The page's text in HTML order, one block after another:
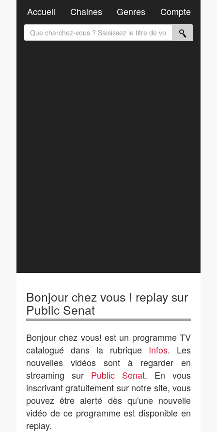
Bonjour chez vous ! replay sur
Public Senat
Bonjour chez vous! est un programme TV
catalogué dans la rubrique Infos. Les
nouvelles vidéos sont à regarder en
streaming sur Public Senat. En vous
inscrivant gratuitement sur notre site, vous
pouvez être alerté dès qu'une nouvelle
vidéo de ce programme est disponible en
replay.
Accueil Chaines Genres Compte